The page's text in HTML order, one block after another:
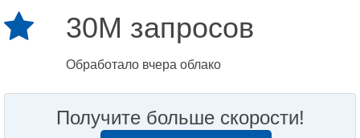
30M запросов
Обработало вчера облако
Получите больше скорости!